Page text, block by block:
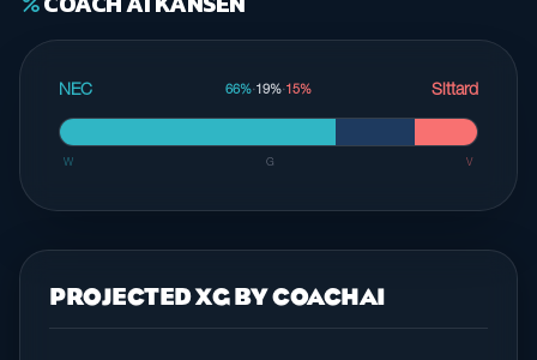
NEC 66%·19%·15% Sittard
W G V
PROJECTED XG BY COACHAI